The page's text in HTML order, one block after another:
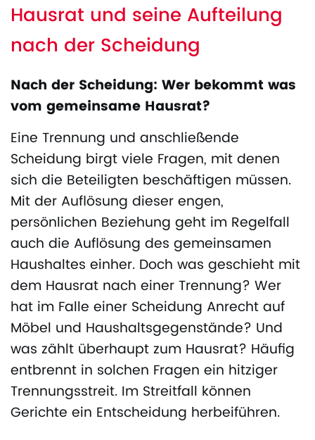
Hausrat und seine Aufteilung
nach der Scheidung
Nach der Scheidung: Wer bekommt was
vom gemeinsame Hausrat?
Eine Trennung und anschließende
Scheidung birgt viele Fragen, mit denen
sich die Beteiligten beschäftigen müssen.
Mit der Auflösung dieser engen,
persönlichen Beziehung geht im Regelfall
auch die Auflösung des gemeinsamen
Haushaltes einher. Doch was geschieht mit
dem Hausrat nach einer Trennung? Wer
hat im Falle einer Scheidung Anrecht auf
Möbel und Haushaltsgegenstände? Und
was zählt überhaupt zum Hausrat? Häufig
entbrennt in solchen Fragen ein hitziger
Trennungsstreit. Im Streitfall können
Gerichte ein Entscheidung herbeiführen.